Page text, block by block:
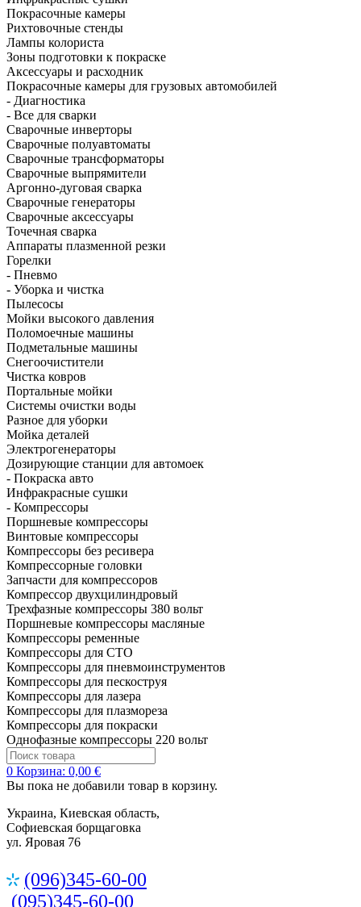
Покрасочные камеры
Рихтовочные стенды
Лампы колориста
Зоны подготовки к покраске
Аксессуары и расходник
Покрасочные камеры для грузовых автомобилей
- Диагностика
- Все для сварки
Сварочные инверторы
Сварочные полуавтоматы
Сварочные трансформаторы
Сварочные выпрямители
Аргонно-дуговая сварка
Сварочные генераторы
Сварочные аксессуары
Точечная сварка
Аппараты плазменной резки
Горелки
- Пневмо
- Уборка и чистка
Пылесосы
Мойки высокого давления
Поломоечные машины
Подметальные машины
Снегоочистители
Чистка ковров
Портальные мойки
Системы очистки воды
Разное для уборки
Мойка деталей
Электрогенераторы
Дозирующие станции для автомоек
- Покраска авто
Инфракрасные сушки
- Компрессоры
Поршневые компрессоры
Винтовые компрессоры
Компрессоры без ресивера
Компрессорные головки
Запчасти для компрессоров
Компрессор двухцилиндровый
Трехфазные компрессоры 380 вольт
Поршневые компрессоры масляные
Компрессоры ременные
Компрессоры для СТО
Компрессоры для пневмоинструментов
Компрессоры для пескоструя
Компрессоры для лазера
Компрессоры для плазмореза
Компрессоры для покраски
Однофазные компрессоры 220 вольт
0 Корзина: 0,00 €
Вы пока не добавили товар в корзину.
Украина, Киевская область,
Софиевская борщаговка
ул. Яровая 76
(096)345-60-00
(095)345-60-00